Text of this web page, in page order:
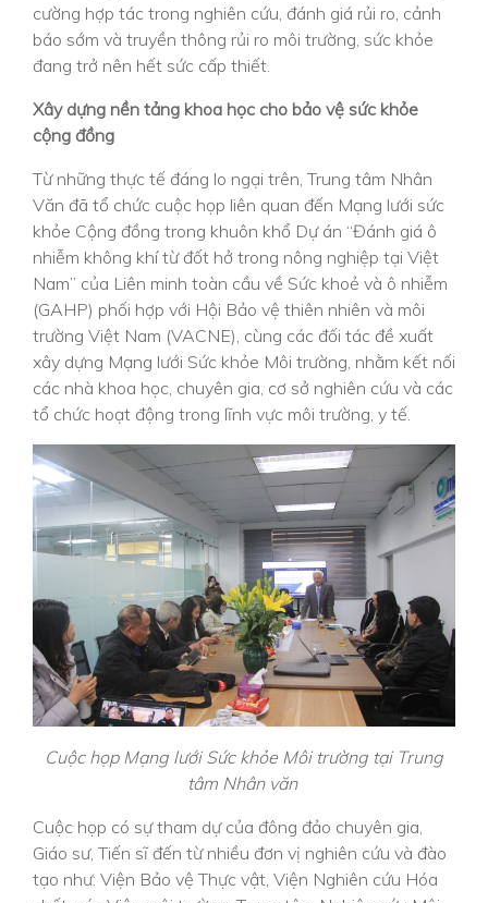
cường hợp tác trong nghiên cứu, đánh giá rủi ro, cảnh
báo sớm và truyền thông rủi ro môi trường, sức khỏe
đang trở nên hết sức cấp thiết.
Xây dựng nền tảng khoa học cho bảo vệ sức khỏe
cộng đồng
Từ những thực tế đáng lo ngại trên, Trung tâm Nhân
Văn đã tổ chức cuộc họp liên quan đến Mạng lưới sức
khỏe Cộng đồng trong khuôn khổ Dự án “Đánh giá ô
nhiễm không khí từ đốt hở trong nông nghiệp tại Việt
Nam” của Liên minh toàn cầu về Sức khoẻ và ô nhiễm
(GAHP) phối hợp với Hội Bảo vệ thiên nhiên và môi
trường Việt Nam (VACNE), cùng các đối tác đề xuất
xây dựng Mạng lưới Sức khỏe Môi trường, nhằm kết nối
các nhà khoa học, chuyên gia, cơ sở nghiên cứu và các
tổ chức hoạt động trong lĩnh vực môi trường, y tế.
Cuộc họp Mạng lưới Sức khỏe Môi trường tại Trung
tâm Nhân văn
Cuộc họp có sự tham dự của đông đảo chuyên gia,
Giáo sư, Tiến sĩ đến từ nhiều đơn vị nghiên cứu và đào
tạo như: Viện Bảo vệ Thực vật, Viện Nghiên cứu Hóa